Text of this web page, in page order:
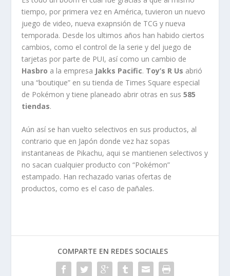
tiempo, por primera vez en América, tuvieron un nuevo
juego de video, nueva exapnsión de TCG y nueva
temporada. Desde los ultimos años han habido ciertos
cambios, como el control de la serie y del juego de
tarjetas por parte de PUI, así como un cambio de
Hasbro a la empresa Jakks Pacific. Toy’s R Us abrió
una “boutique” en su tienda de Times Square especial
de Pokémon y tiene planeado abrir otras en sus585
tiendas.
Aún así se han vuelto selectivos en sus productos, al
contrario que en Japón donde vez haz sopas
instantaneas de Pikachu, aqui se mantienen selectivos y
no sacan cualquier producto con “Pokémon”
estampado. Han rechazado varias ofertas de
productos, como es el caso de pañales.
COMPARTE EN REDES SOCIALES